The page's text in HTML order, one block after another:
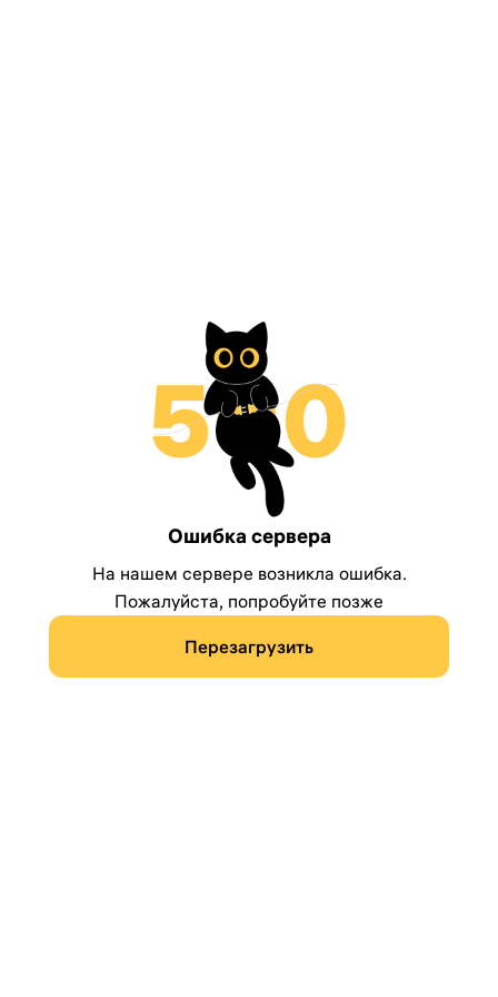
Ошибка сервера
На нашем сервере возникла ошибка.
Пожалуйста, попробуйте позже
Перезагрузить